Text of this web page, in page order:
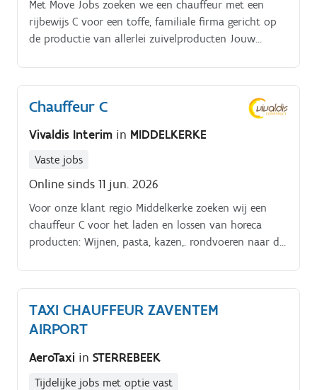
Met Move Jobs zoeken we een chauffeur met een
rijbewijs C voor een toffe, familiale firma gericht op
de productie van allerlei zuivelproducten Jouw
vroeger op om al jouw goederen in de vrachtwagen
te laden.
Chauffeur C
Vivaldis Interim in MIDDELKERKE
Vaste jobs
Online sinds 11 jun. 2026
Voor onze klant regio Middelkerke zoeken wij een
chauffeur C voor het laden en lossen van horeca
producten: Wijnen, pasta, kazen,. rondvoeren naar de
Klanten warm maken voor het assortiment en even
polsen naar tekorten
TAXI CHAUFFEUR ZAVENTEM
AIRPORT
AeroTaxi in STERREBEEK
Tijdelijke jobs met optie vast